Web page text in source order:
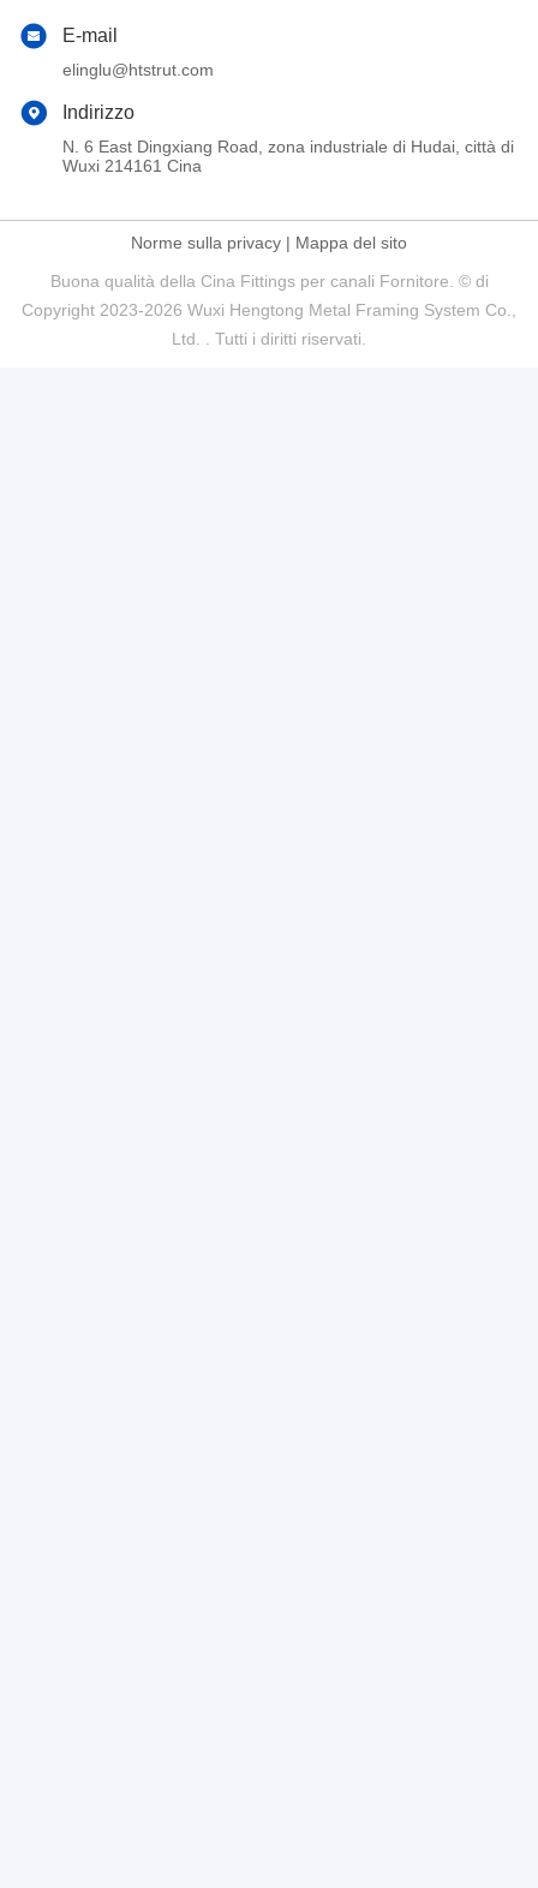
E-mail
elinglu@htstrut.com
Indirizzo
N. 6 East Dingxiang Road, zona industriale di Hudai, città di
Wuxi 214161 Cina
Norme sulla privacy | Mappa del sito
Buona qualità della Cina Fittings per canali Fornitore. © di
Copyright 2023-2026 Wuxi Hengtong Metal Framing System Co.,
Ltd. . Tutti i diritti riservati.